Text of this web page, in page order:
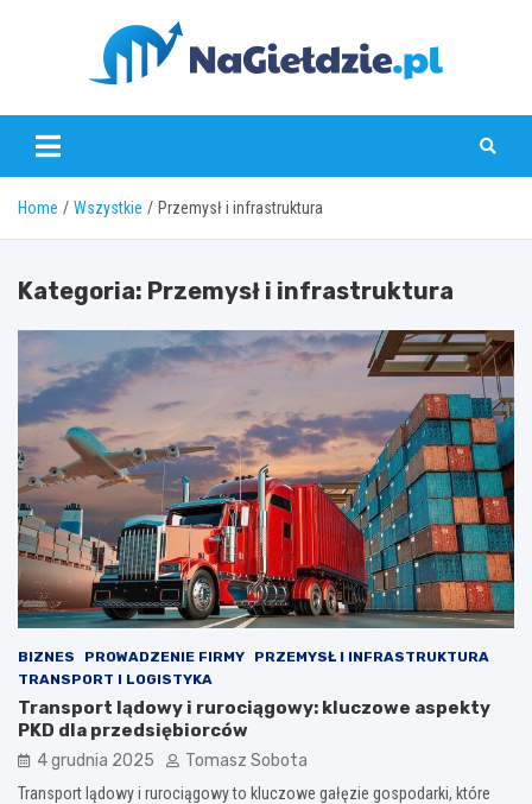
nagieldzie.pl
Home Wszystkie Przemysł i infrastruktura
Kategoria: Przemysł i infrastruktura
BIZNES PROWADZENIE FIRMY
PRZEMYSŁ I INFRASTRUKTURA
TRANSPORT I LOGISTYKA
Transport lądowy i rurociągowy: kluczowe aspekty
PKD dla przedsiębiorców
4 grudnia 2025 Tomasz Sobota
Transport lądowy i rurociągowy to kluczowe gałęzie gospodarki, które